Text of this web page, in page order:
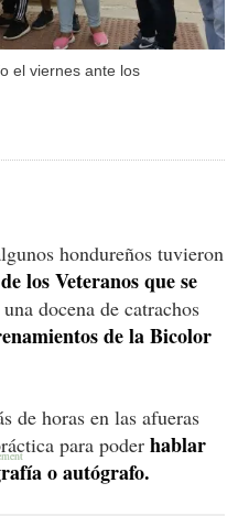
el viernes ante los
hondureños tuvieron
los Veteranos que se
una docena de catrachos
de la Bicolor
de horas en las afueras
para poder hablar
o autógrafo.